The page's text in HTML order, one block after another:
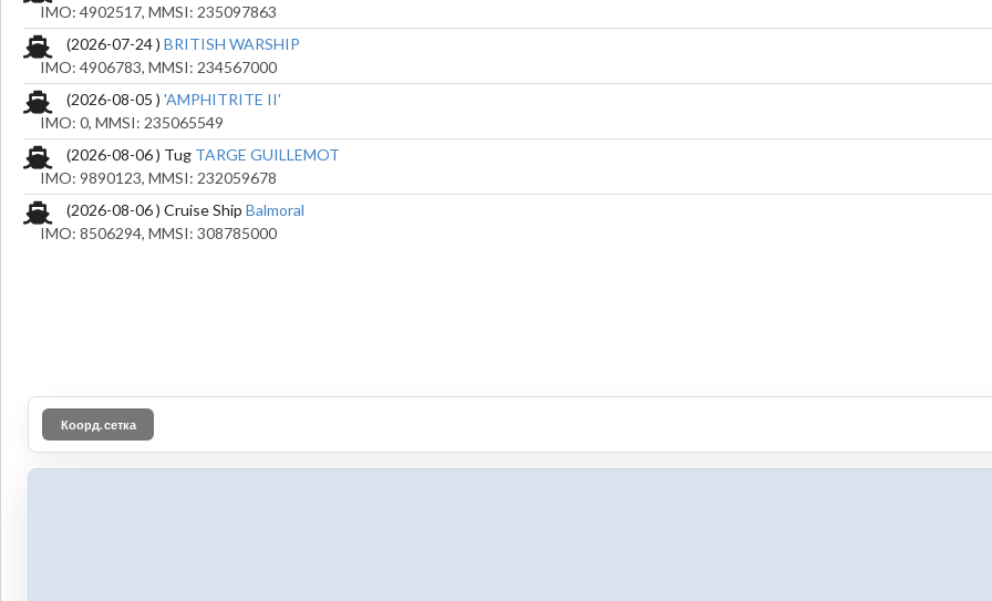
IMO: 4902517, MMSI: 235097863
(2026-07-24 ) BRITISH WARSHIP
IMO: 4906783, MMSI: 234567000
(2026-08-05 ) 'AMPHITRITE II'
IMO: 0, MMSI: 235065549
(2026-08-06 ) Tug TARGE GUILLEMOT
IMO: 9890123, MMSI: 232059678
(2026-08-06 ) Cruise Ship Balmoral
IMO: 8506294, MMSI: 308785000
Коорд. сетка